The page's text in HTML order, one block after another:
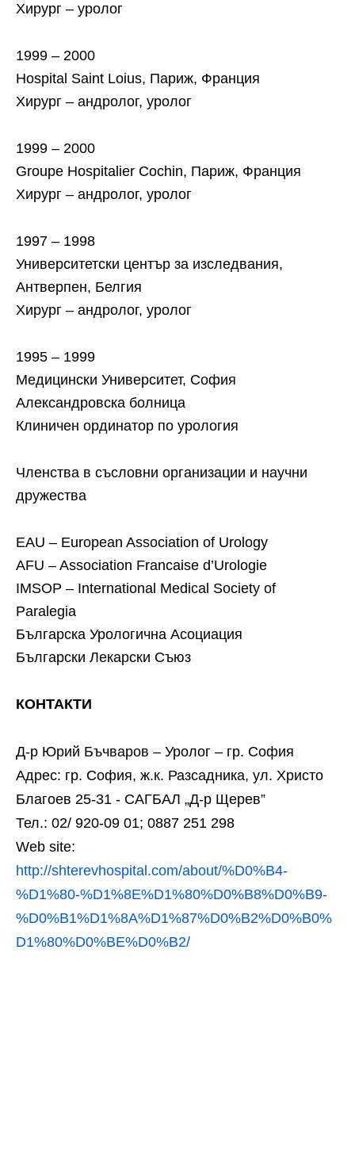
Хирург – уролог
1999 – 2000
Hospital Saint Loius, Париж, Франция
Хирург – андролог, уролог
1999 – 2000
Groupe Hospitalier Cochin, Париж, Франция
Хирург – андролог, уролог
1997 – 1998
Университетски център за изследвания,
Антверпен, Белгия
Хирург – андролог, уролог
1995 – 1999
Медицински Университет, София
Александровска болница
Клиничен ординатор по урология
Членства в съсловни организации и научни
дружества
EAU – European Association of Urology
AFU – Association Francaise d’Urologie
IMSOP – International Medical Society of
Paralegia
Българска Урологична Асоциация
Български Лекарски Съюз
КОНТАКТИ
Д-р Юрий Бъчваров – Уролог – гр. София
Адрес: гр. София, ж.к. Разсадника, ул. Христо
Благоев 25-31 - САГБАЛ „Д-р Щерев”
Тел.: 02/ 920-09 01; 0887 251 298
Web site:
http://shterevhospital.com/about/%D0%B4-
%D1%80-%D1%8E%D1%80%D0%B8%D0%B9-
%D0%B1%D1%8A%D1%87%D0%B2%D0%B0%
D1%80%D0%BE%D0%B2/